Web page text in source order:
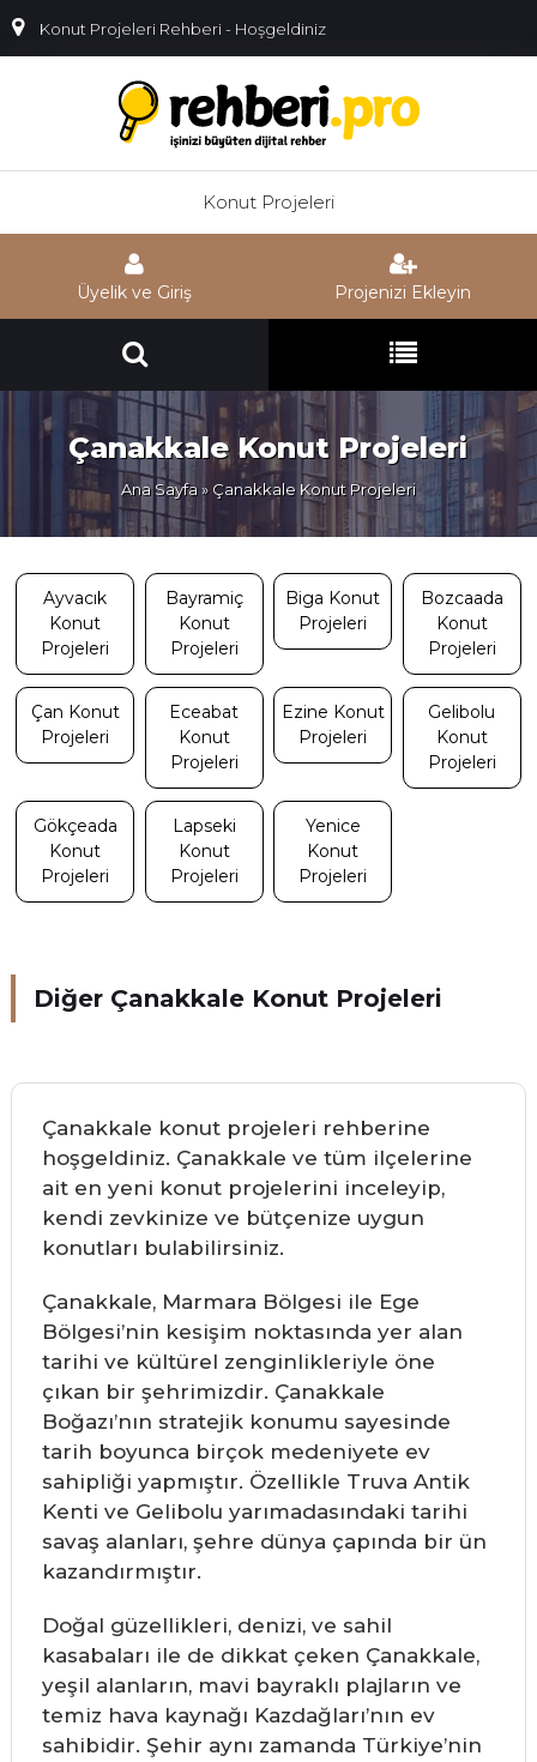
Konut Projeleri Rehberi - Hoşgeldiniz
Konut Projeleri
Üyelik ve Giriş Projenizi Ekleyin
Çanakkale Konut Projeleri
Ana Sayfa» Çanakkale Konut Projeleri
Ayvacık
Konut
Projeleri
Bayramiç
Konut
Projeleri
Biga Konut
Projeleri
Bozcaada
Konut
Projeleri
Çan Konut
Projeleri
Eceabat
Konut
Projeleri
Ezine Konut
Projeleri
Gelibolu
Konut
Projeleri
Gökçeada
Konut
Projeleri
Lapseki
Konut
Projeleri
Yenice
Konut
Projeleri
Diğer Çanakkale Konut Projeleri
Çanakkale konut projeleri rehberine
hoşgeldiniz. Çanakkale ve tüm ilçelerine
ait en yeni konut projelerini inceleyip,
kendi zevkinize ve bütçenize uygun
konutları bulabilirsiniz.
Çanakkale, Marmara Bölgesi ile Ege
Bölgesi’nin kesişim noktasında yer alan
tarihi ve kültürel zenginlikleriyle öne
çıkan bir şehrimizdir. Çanakkale
Boğazı’nın stratejik konumu sayesinde
tarih boyunca birçok medeniyete ev
sahipliği yapmıştır. Özellikle Truva Antik
Kenti ve Gelibolu yarımadasındaki tarihi
savaş alanları, şehre dünya çapında bir ün
kazandırmıştır.
Doğal güzellikleri, denizi, ve sahil
kasabaları ile de dikkat çeken Çanakkale,
yeşil alanların, mavi bayraklı plajların ve
temiz hava kaynağı Kazdağları’nın ev
sahibidir. Şehir aynı zamanda Türkiye’nin